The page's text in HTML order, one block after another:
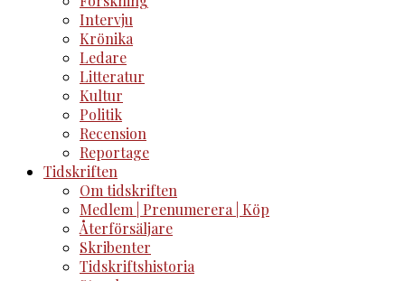
Intervju
Krönika
Ledare
Litteratur
Kultur
Politik
Recension
Reportage
Tidskriften
Om tidskriften
Medlem | Prenumerera | Köp
Återförsäljare
Skribenter
Tidskriftshistoria